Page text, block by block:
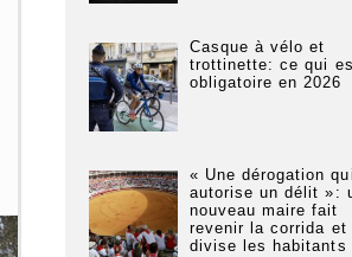
Casque à vélo et
trottinette: ce qui
obligatoire en 2026
« Une dérogation qui
autorise un délit »:
nouveau maire fait
revenir la corrida et
divise les habitants